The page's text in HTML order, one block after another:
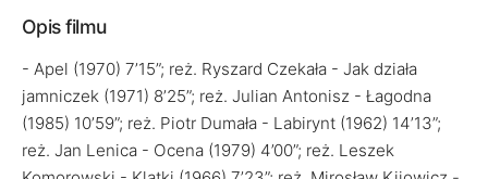
Opis filmu
- Apel (1970) 7’15”; reż. Ryszard Czekała - Jak działa
jamniczek (1971) 8’25”; reż. Julian Antonisz - Łagodna
(1985) 10’59”; reż. Piotr Dumała - Labirynt (1962) 14’13”;
reż. Jan Lenica - Ocena (1979) 4’00”; reż. Leszek